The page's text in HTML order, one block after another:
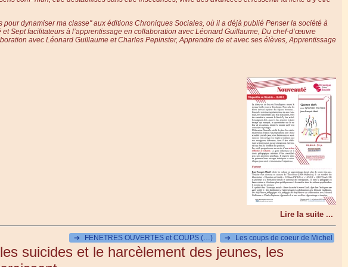
pour dynamiser ma classe" aux éditions Chroniques Sociales, où il a déjà publié Penser la société à
Sept facilitateurs à l’apprentissageen collaboration avec Léonard Guillaume, Du chef-d’œuvre
avec Léonard Guillaume et Charles Pepinster,Apprendre de et avec ses élèves, Apprentissage
Lire la suite ...
➔ FENETRES OUVERTES et COUPS (…) ➔ Les coups de coeur de Michel
suicides et le harcèlement des jeunes, les